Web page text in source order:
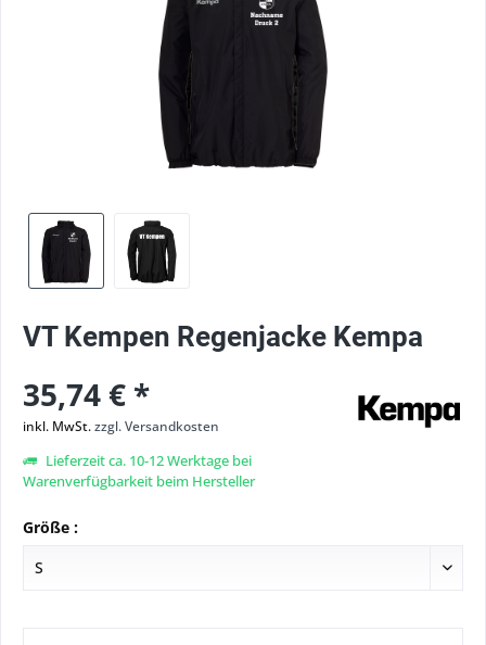
VT Kempen Regenjacke Kempa
35,74 € *
inkl. MwSt.zzgl. Versandkosten
Lieferzeit ca. 10-12 Werktage bei
Warenverfügbarkeit beim Hersteller
Größe :